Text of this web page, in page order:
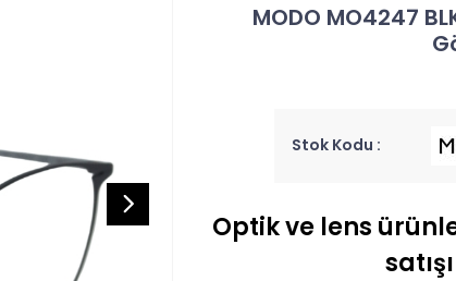
MODO MO4247
Stok Kodu :
Optik ve lens